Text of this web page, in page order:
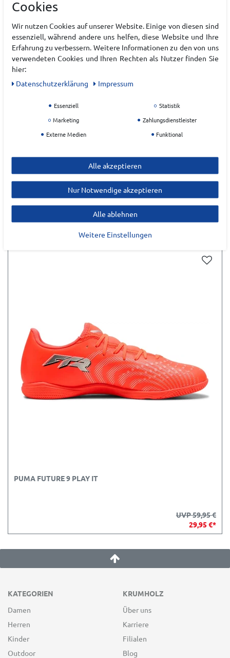
Hersteller
PUMA
EU Verantwortlicher
Puma SE
service@puma.com
ZULETZT ANGESEHEN
PUMA FUTURE 9 PLAY IT
UVP 59,95 €
29,95 €*
KATEGORIEN
Damen
Herren
Kinder
Outdoor
KRUMHOLZ
Über uns
Karriere
Filialen
Blog
Cookies
Wir nutzen Cookies auf unserer Website. Einige von diesen sind
essenziell, während andere uns helfen, diese Website und Ihre
Erfahrung zu verbessern. Weitere Informationen zu den von uns
verwendeten Cookies und Ihren Rechten als Nutzer finden Sie
hier:
Daten­schutz­erklärung
Impressum
Essenziell
Statistik
Marketing
Zahlungsdienstleister
Externe Medien
Funktional
Alle akzeptieren
Nur Notwendige akzeptieren
Alle ablehnen
Weitere Einstellungen